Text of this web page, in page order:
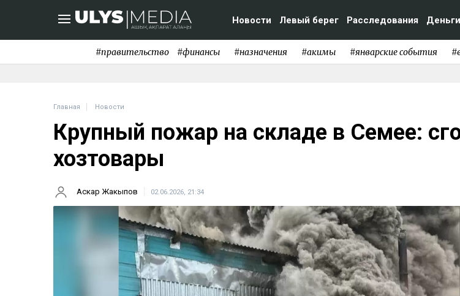
Новости Левый берег Расследования Деньги
#правительство #финансы #назначения #акимы #январские события
Главная Новости
Крупный пожар на складе в Семее:
хозтовары
Аскар Жакыпов 02.06.2026, 21:34